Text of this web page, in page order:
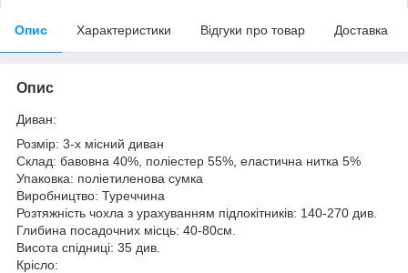
Опис Характеристики Відгуки про товар Доставка
Опис
Диван:
Розмір: 3-х місний диван
Склад: бавовна 40%, поліестер 55%, еластична нитка 5%
Упаковка: поліетиленова сумка
Виробництво: Туреччина
Розтяжність чохла з урахуванням підлокітників: 140-270 див.
Глибина посадочних місць: 40-80см.
Висота спідниці: 35 див.
Крісло: